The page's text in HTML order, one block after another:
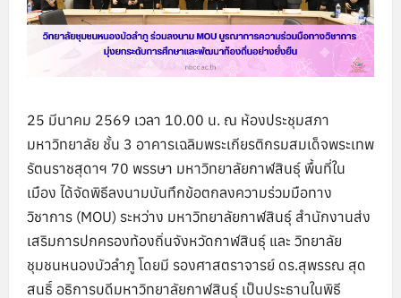
25 มีนาคม 2569 เวลา 10.00 น. ณ ห้องประชุมสภา
มหาวิทยาลัย ชั้น 3 อาคารเฉลิมพระเกียรติกรมสมเด็จพระเทพ
รัตนราชสุดาฯ 70 พรรษา มหาวิทยาลัยกาฬสินธุ์ พื้นที่ใน
เมือง ได้จัดพิธีลงนามบันทึกข้อตกลงความร่วมมือทาง
วิชาการ (MOU) ระหว่าง มหาวิทยาลัยกาฬสินธุ์ สำนักงานส่ง
เสริมการปกครองท้องถิ่นจังหวัดกาฬสินธุ์ และ วิทยาลัย
ชุมชนหนองบัวลำภู โดยมี รองศาสตราจารย์ ดร.สุพรรณ สุด
สนธิ์ อธิการบดีมหาวิทยาลัยกาฬสินธุ์ เป็นประธานในพิธี